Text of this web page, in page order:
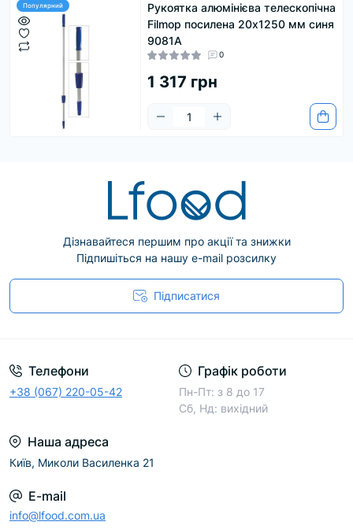
Популярний
Рукоятка алюмінієва телескопічна
Filmop посилена 20х1250 мм синя
9081A
0
1 317 грн
Дізнавайтеся першим про акції та знижки
Підпишіться на нашу e-mail розсилку
Підписатися
Телефони
+38 (067) 220-05-42
Графік роботи
Пн-Пт: з 8 до 17
Сб, Нд: вихідний
Наша адреса
Київ, Миколи Василенка 21
E-mail
info@lfood.com.ua